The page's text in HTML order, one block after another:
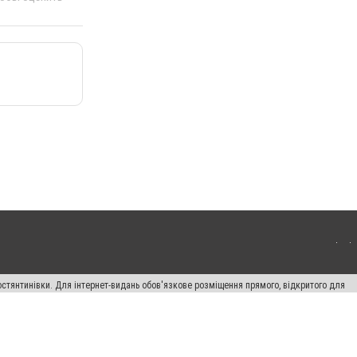
Для інтернет-видань обов'язкове розміщення прямого, відкритого для